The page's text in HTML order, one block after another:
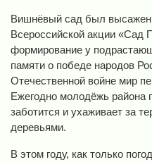
Вишнёвый сад был высажен
Всероссийской акции «Сад
формирование у
памяти о победе народов
Отечественной войне мир
Ежегодно молодёжь района
заботится и ухаживает за
деревьями.
В этом году, как только